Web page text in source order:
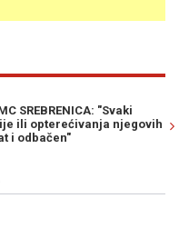
DODIKU: "Bez obzira na želje